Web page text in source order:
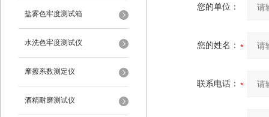
盐雾色牢度测试箱
水洗色牢度测试仪
摩擦系数测定仪
酒精耐磨测试仪
您的单位：
您的姓名：
联系电话：